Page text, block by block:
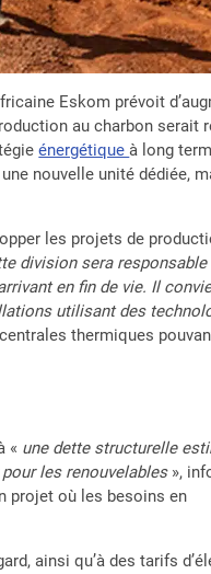
Eskom prévoit
au charbon serait
énergétiqueà long
nouvelle unité dédiée,
les projets de
division sera
en fin de vie. Il
utilisant des
thermiques
« une dette structurelle
les renouvelables»,
projet où les besoins en
ainsi qu’à des tarifs